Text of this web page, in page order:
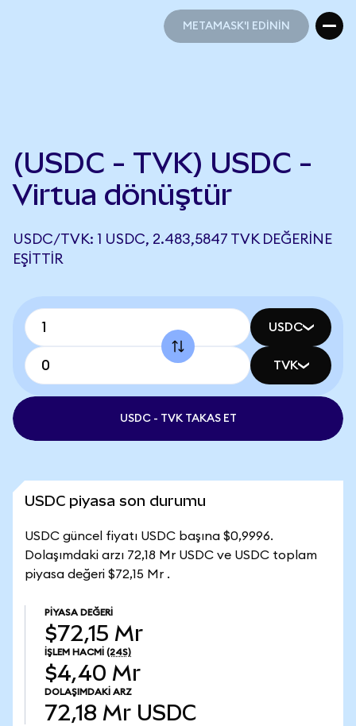
METAMASK'I EDİNİN
(USDC - TVK) USDC -
Virtua dönüştür
USDC/TVK: 1 USDC, 2.483,5847 TVK DEĞERINE
EŞITTIR
USDC
TVK
USDC - TVK TAKAS ET
USDC piyasa son durumu
USDC güncel fiyatı USDC başına $0,9996.
Dolaşımdaki arzı 72,18 Mr USDC ve USDC toplam
piyasa değeri $72,15 Mr .
PIYASA DEĞERI
$72,15 Mr
İŞLEM HACMI (24S)
$4,40 Mr
DOLAŞIMDAKI ARZ
72,18 Mr USDC